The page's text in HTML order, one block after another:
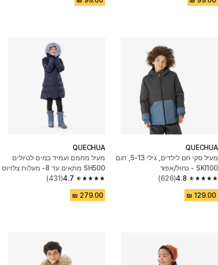
QUECHUA
מעיל סקי חם לילדים, גילי 5-13, דגם
SKI100 ‏- כחול/אפור
4.8
4.8 out of 5 stars from 626 reviews
(626)
QUECHUA
מעיל מחמם ועמיד במים לטיולים
SH500 מתאים עד 8- מעלות צלזיוס
– לילדים שגילם 7‑15
4.7
4.7 out of 5 stars from 431 reviews
(431)